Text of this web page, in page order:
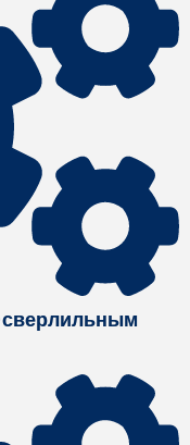
сверлильным